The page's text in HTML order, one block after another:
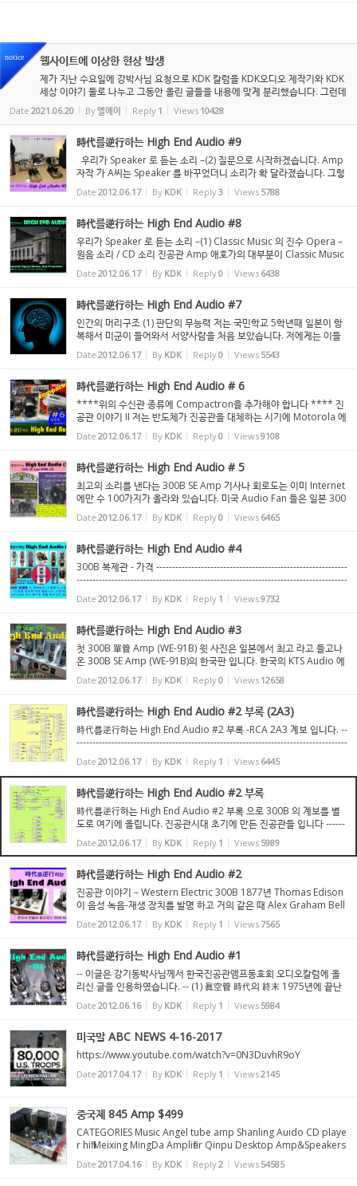
notice 웹사이트에 이상한 현상 발생
제가 지난 수요일에 강박사님 요청으로 KDK 칼럼을 KDK오디오 제작기와 KDK
세상 이야기 둘로 나누고 그동안 올린 글들을 내용에 맞게 분리했습니다. 그런데
어제 금요일과 오늘 사이에 이상한 글들이 50개 이상 KDK 오디오 제작기에 올
라오고, 박사님 글들은 ...
Date 2021.06.20 By엘에이 Reply 1 Views 10428
時代를逆行하는 High End Audio #9
우리가 Speaker 로 듣는 소리 –(2) 질문으로 시작하겠습니다. Amp
자작 가 A씨는 Speaker 를 바꾸었더니 소리가 확 달라졌습니다. 그렇
다면 지금까지 듣던 소리는 Speaker 소리였던가요? 전시장이나 High
End Audio Shop 에서 기회가 있슬 때 마다 좋다고 하...
Date 2012.06.17 By KDK Reply3 Views 5788
時代를逆行하는 High End Audio #8
우리가 Speaker 로 듣는 소리 –(1) Classic Music 의 진수 Opera –
원음 소리 / CD 소리 진공관 Amp 애호가의 대부분이 Classic Music
애호가 라고 합니다. 한진동 도 예외는 아니라고 봅니다. 제가 Sunnyv
ale 에 살 때 였습니다. Sunnyvale 은 S...
Date 2012.06.17 By KDK Reply0 Views 6438
時代를逆行하는 High End Audio #7
인간의 머리구조 (1) 판단의 무능력 저는 국민학교 5학년때 일본이 항
복해서 미군이 들어와서 서양사람을 처음 보았습니다. 저에게는 이들
이 백인과 흑인 이외에는 모두가 똑 같이 보였습니다. California 주립
대학에는 동양학생이 반 이상 됩니다. 어느 미...
Date 2012.06.17 By KDK Reply0 Views 5543
時代를逆行하는 High End Audio # 6
****위의 수신관 종류에 Compactron을 추가해야 합니다 **** 진
공관 이야기 II 저는 반도체가 진공관을 대체하는 시기에 Motorola 에
서 새로운 반도체소자 개발책임자로 일하고 있섰습니다. 1960년대 초
에는 Color TV가 앞으로 가전업계를 좌우하게 되는 품목...
Date 2012.06.17 By KDK Reply0 Views9108
時代를逆行하는 High End Audio # 5
최고의 소리를 낸다는 300B SE Amp 기사나 회로도는 이미 Internet
에만 수 100가지가 올라와 있습니다. 미국 Audio Fan 들은 일본 300
B 열풍에는 대부분이 반신반의였습니다. 일본의 Shishido 씨 가 300
B SE Amp는“이”소리가 최고라고 미국 진공...
Date 2012.06.17 By KDK Reply0 Views 6465
時代를逆行하는 High End Audio #4
300B 복제관 - 가격 ------------------------------------------------------------
-------------------------------------------------------------------------------------
------------ KDK: Western Electric 300B는 미국서 1996년에 재생산
이 시작 됐지...
Date 2012.06.17 By KDK Reply 1 Views9732
時代를逆行하는 High End Audio #3
첫 300B 單管 Amp (WE-91B) 윗 사진은 일본에서 최고 라고 들고나
온 300B SE Amp (WE-91B)의 한국판 입니다. 한국의 KTS Audio 에
서 Original에 충실하게 만든 것으로 Tube line-up 은 WE310A – W
E310A -300B – WE274A 로 되어 있습니다. 제가 여...
Date 2012.06.17 By KDK Reply0 Views 12658
時代를逆行하는 High End Audio #2 부록 (2A3)
時代를逆行하는 High End Audio #2 부록 -RCA 2A3 계보 입니다. --
-------------------------------------------------------------------------------------
-------------------------------------------------------------------------------- RC
A 관은 일...
Date 2012.06.17 By KDK Reply 1 Views 6445
時代를逆行하는 High End Audio #2 부록
時代를逆行하는 High End Audio #2 부록 으로 300B 의 계보를 별
도로 여기에 올립니다. 진공관시대 초기에 만든 진공관들 입니다 ------
-------------------------------------------------------------------------------------
----------------------------...
Date 2012.06.17 By KDK Reply 1 Views 5989
時代를逆行하는 High End Audio #2
진공관 이야기 – Western Electric 300B 1877년 Thomas Edison
이 음성 녹음-재생 장치를 발명 하고 거의 같은 때 Alex Graham Bell
이 전화를 발명 했습니다. Bell Telephone Co 와 Bell Telephone L
ab. 이 생기고 1906년에 와서 Lee De Forest 가 3극...
Date 2012.06.17 By KDK Reply 1 Views 7565
時代를逆行하는 High End Audio #1
-- 이글은 강기동박사님께서 한국진공관앰프동호회 오디오칼럼에 올
리신 글을 인용하였습니다. -- (1) 眞空管 時代의 終末 1975년에 끝난
VIET NAM 전쟁에서 COLLINS 사의 진공관식 통신장비들이 많이 시
용됐습니다. 급속도로 발전한 반도체부품으로 민생 부...
Date 2012.06.16 By KDK Reply 1 Views 5984
미국말 ABC NEWS 4-16-2017
https://www.youtube.com/watch?v=0N3DuvhR9oY
Date 2017.04.17 By KDK Reply 1 Views2145
중국제 845 Amp $499
CATEGORIES Music Angel tube amp Shanling Auido CD playe
r hifi Meixing MingDa Amplifier Qinpu Desktop Amp&Speakers
Choseal hi-fi Cables QiuYeYuan Vacuum tube/ Electron valve
Bewitch vacuum tube Amplifier Bada CD/HDCD/SACD player
Date 2017.04.16 By KDK Reply2 Views 54585